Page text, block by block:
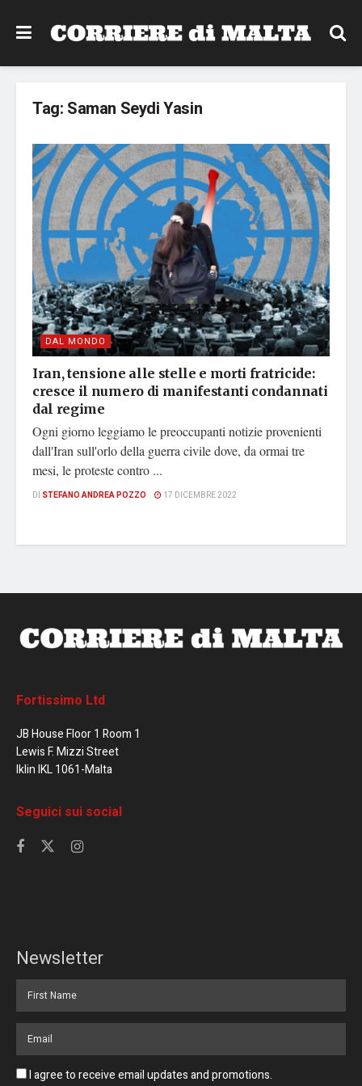
Tag: Saman Seydi Yasin
DAL MONDO
Iran, tensione alle stelle e morti fratricide:
cresce il numero di manifestanti condannati
dal regime
Ogni giorno leggiamo le preoccupanti notizie provenienti
dall'Iran sull'orlo della guerra civile dove, da ormai tre
mesi, le proteste contro ...
DI STEFANO ANDREA POZZO 17 DICEMBRE 2022
Fortissimo Ltd
JB House Floor 1 Room 1
Lewis F. Mizzi Street
Iklin IKL 1061-Malta
Seguici sui social
Newsletter
I agree to receive email updates and promotions.